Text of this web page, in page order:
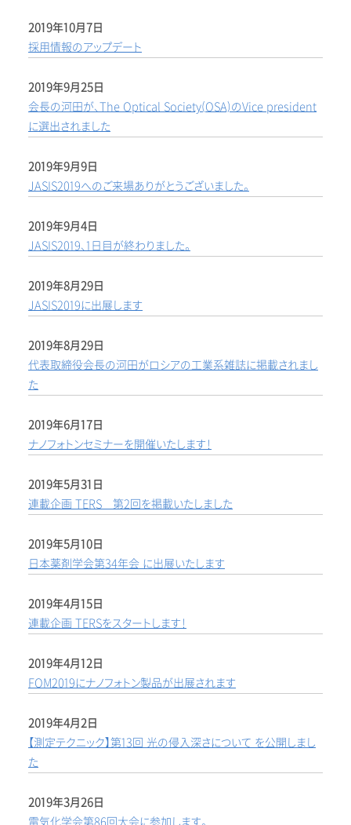
2019年10月7日
採用情報のアップデート
2019年9月25日
会長の河田が、The Optical Society(OSA)のVice president
に選出されました
2019年9月9日
JASIS2019へのご来場ありがとうございました。
2019年9月4日
JASIS2019、1日目が終わりました。
2019年8月29日
JASIS2019に出展します
2019年8月29日
代表取締役会長の河田がロシアの工業系雑誌に掲載されまし
た
2019年6月17日
ナノフォトンセミナーを開催いたします！
2019年5月31日
連載企画 TERS 第2回を掲載いたしました
2019年5月10日
日本薬剤学会第34年会 に出展いたします
2019年4月15日
連載企画 TERSをスタートします！
2019年4月12日
FOM2019にナノフォトン製品が出展されます
2019年4月2日
【測定テクニック】第13回 光の侵入深さについて を公開しまし
た
2019年3月26日